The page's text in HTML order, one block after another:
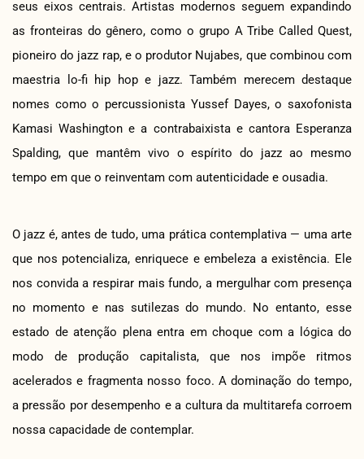
seus eixos centrais. Artistas modernos seguem expandindo
as fronteiras do gênero, como o grupo A Tribe Called Quest,
pioneiro do jazz rap, e o produtor Nujabes, que combinou com
maestria lo-fi hip hop e jazz. Também merecem destaque
nomes como o percussionista Yussef Dayes, o saxofonista
Kamasi Washington e a contrabaixista e cantora Esperanza
Spalding, que mantêm vivo o espírito do jazz ao mesmo
tempo em que o reinventam com autenticidade e ousadia.
O jazz é, antes de tudo, uma prática contemplativa — uma arte
que nos potencializa, enriquece e embeleza a existência. Ele
nos convida a respirar mais fundo, a mergulhar com presença
no momento e nas sutilezas do mundo. No entanto, esse
estado de atenção plena entra em choque com a lógica do
modo de produção capitalista, que nos impõe ritmos
acelerados e fragmenta nosso foco. A dominação do tempo,
a pressão por desempenho e a cultura da multitarefa corroem
nossa capacidade de contemplar.